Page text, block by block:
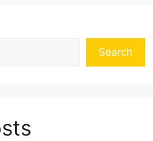
Search